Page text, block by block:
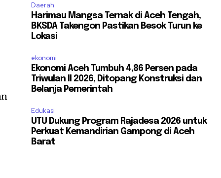
Daerah
Harimau Mangsa Ternak di Aceh Tengah,
BKSDA Takengon Pastikan Besok Turun ke
Lokasi
ekonomi
Ekonomi Aceh Tumbuh 4,86 Persen pada
Triwulan II 2026, Ditopang Konstruksi dan
Belanja Pemerintah
Edukasi
UTU Dukung Program Rajadesa 2026 untuk
Perkuat Kemandirian Gampong di Aceh
Barat